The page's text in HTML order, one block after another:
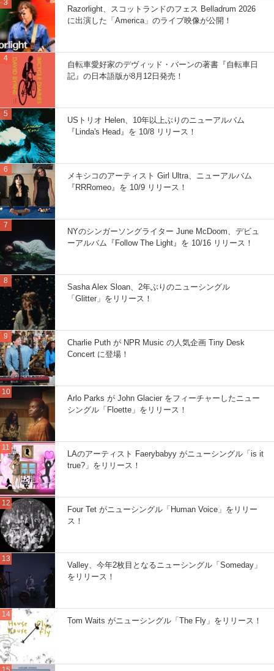
Razorlight、スコットランドのフェス Belladrum 2026
に出演した「America」のライブ映像が公開！
自転車愛好家のデヴィッド・バーンの著書『自転車日
記』の日本語版が8月12日発売！
USトリオ Helen、10年以上ぶりのニューアルバム
『Linda's Head』を 10/8 リリース！
メキシコのアーティスト Girl Ultra、ニューアルバム
『RRRomeo』を 10/9 リリース！
NYのシンガーソングライター June McDoom、デビュ
ーアルバム『Follow The Light』を 10/16 リリース！
Sasha Alex Sloan、2年ぶりのニューシングル
「Glitter」をリリース！
Charlie Puth が NPR Music の人気企画 Tiny Desk
Concert に登場！
Arlo Parks が John Glacier をフィーチャーしたニュー
シングル「Floette」をリリース！
LAのアーティスト Faerybabyy がニューシングル「is it
true?」をリリース！
Four Tet がニューシングル「Human Voice」をリリー
ス！
Valley、今年2枚目となるニューシングル「Someday」
をリリース！
Tom Waits がニューシングル「The Fly」をリリース！